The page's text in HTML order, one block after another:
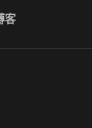
客